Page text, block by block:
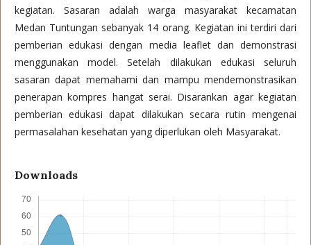
kegiatan. Sasaran adalah warga masyarakat kecamatan
Medan Tuntungan sebanyak 14 orang. Kegiatan ini terdiri dari
pemberian edukasi dengan media leaflet dan demonstrasi
menggunakan model. Setelah dilakukan edukasi seluruh
sasaran dapat memahami dan mampu mendemonstrasikan
penerapan kompres hangat serai. Disarankan agar kegiatan
pemberian edukasi dapat dilakukan secara rutin mengenai
permasalahan kesehatan yang diperlukan oleh Masyarakat.
Downloads